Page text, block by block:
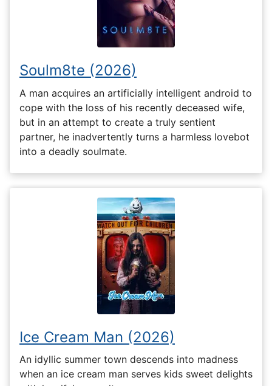
Soulm8te (2026)
A man acquires an artificially intelligent android to
cope with the loss of his recently deceased wife,
but in an attempt to create a truly sentient
partner, he inadvertently turns a harmless lovebot
into a deadly soulmate.
Ice Cream Man (2026)
An idyllic summer town descends into madness
when an ice cream man serves kids sweet delights